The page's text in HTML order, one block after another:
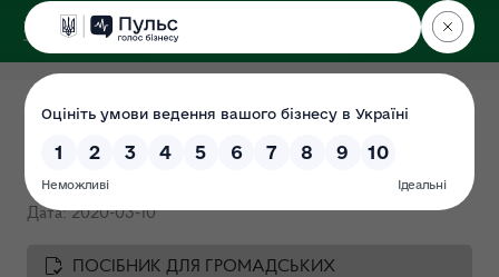
ДЕРЖЕКОІНСПЕКЦІЯ
у Хмельницькій області
ГРОМАДСЬКИЙ
ЕКОЛОГІЧНИЙ КОНТРОЛЬ
Дата: 2020-03-10
ПОСІБНИК ДЛЯ ГРОМАДСЬКИХ